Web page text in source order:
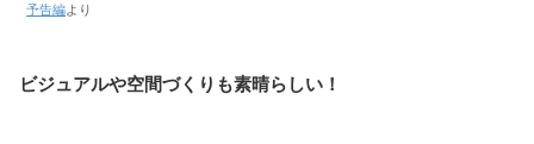
予告編より
ビジュアルや空間づくりも素晴らしい！